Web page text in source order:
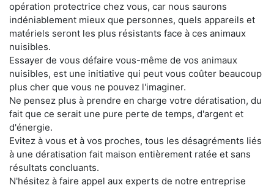
opération protectrice chez vous, car nous saurons
indéniablement mieux que personnes, quels appareils et
matériels seront les plus résistants face à ces animaux
nuisibles.
Essayer de vous défaire vous-même de vos animaux
nuisibles, est une initiative qui peut vous coûter beaucoup
plus cher que vous ne pouvez l'imaginer.
Ne pensez plus à prendre en charge votre dératisation, du
fait que ce serait une pure perte de temps, d'argent et
d'énergie.
Evitez à vous et à vos proches, tous les désagréments liés
à une dératisation fait maison entièrement ratée et sans
résultats concluants.
N'hésitez à faire appel aux experts de notre entreprise